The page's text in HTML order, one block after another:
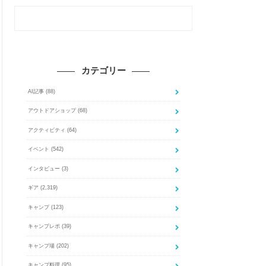
カテゴリー
AI記事 (88)
アウトドアショップ (68)
アクティビティ (64)
イベント (542)
インタビュー (3)
ギア (2,319)
キャンプ (123)
キャンプレポ (39)
キャンプ場 (202)